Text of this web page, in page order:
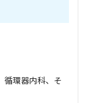
循環器内科、そ